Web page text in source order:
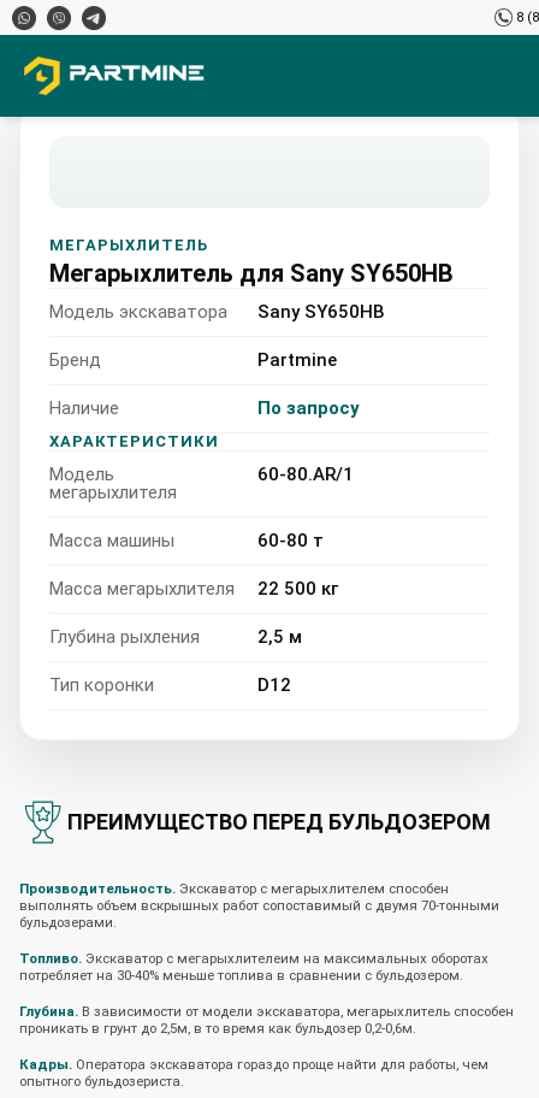
8
Sany SY650HB 60-80.AR/1
60-80 т
МЕГАРЫХЛИТЕЛЬ
Мегарыхлитель для Sany SY650HB
Модель экскаватора Sany SY650HB
Бренд Partmine
Наличие По запросу
ХАРАКТЕРИСТИКИ
Модель
мегарыхлителя
60-80.AR/1
Масса машины 60-80 т
Масса мегарыхлителя 22 500 кг
Глубина рыхления 2,5 м
Тип коронки D12
ПРЕИМУЩЕСТВО ПЕРЕД БУЛЬДОЗЕРОМ
Производительность. Экскаватор с мегарыхлителем способен
выполнять объем вскрышных работ сопоставимый с двумя 70-тонными
бульдозерами.
Топливо. Экскаватор с мегарыхлителеим на максимальных оборотах
потребляет на 30-40% меньше топлива в сравнении с бульдозером.
Глубина. В зависимости от модели экскаватора, мегарыхлитель способен
проникать в грунт до 2,5м, в то время как бульдозер 0,2-0,6м.
Кадры. Оператора экскаватора гораздо проще найти для работы, чем
опытного бульдозериста.